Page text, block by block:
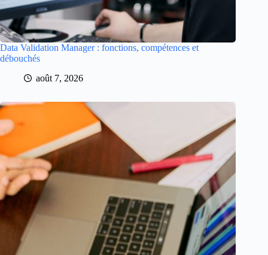
Data Validation Manager : fonctions, compétences et
débouchés
août 7, 2026